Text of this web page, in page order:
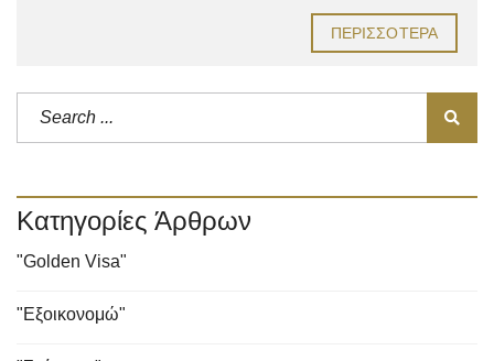
ΠΕΡΙΣΣΌΤΕΡΑ
Κατηγορίες Άρθρων
"Golden Visa"
"Εξοικονομώ"